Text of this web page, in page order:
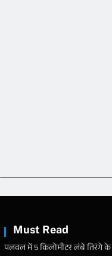
Must Read
पलवल में 5 किलोमीटर लंबे तिरंगे के